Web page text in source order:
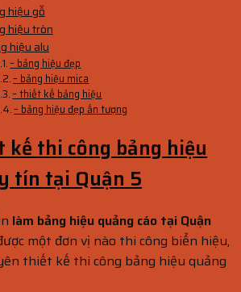
hiệu gỗ
hiệu tròn
hiệu alu
– bảng hiệu đẹp
– bảng hiệu mica
– thiết kế bảng hiệu
– bảng hiệu đẹp ấn tượng
kế thi công bảng hiệu
tín tại Quận 5
làm bảng hiệu quảng cáo tại Quận
một đơn vị nào thi công biển hiệu,
thiết kế thi công bảng hiệu quảng